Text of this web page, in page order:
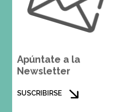
Apúntate a la
Newsletter
SUSCRIBIRSE